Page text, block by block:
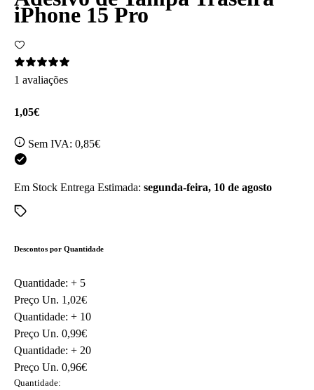
iPhone 15 Pro
1 avaliações
1,05€
Sem IVA: 0,85€
Em Stock Entrega Estimada: segunda-feira, 10 de agosto
Descontos por Quantidade
Quantidade: + 5
Preço Un. 1,02€
Quantidade: + 10
Preço Un. 0,99€
Quantidade: + 20
Preço Un. 0,96€
Quantidade: